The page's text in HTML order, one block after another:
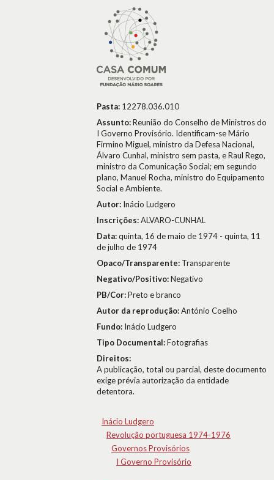
Pasta: 12278.036.010
Assunto:Reunião do Conselho de Ministros do
I Governo Provisório. Identificam-se Mário
Firmino Miguel, ministro da Defesa Nacional,
Álvaro Cunhal, ministro sem pasta, e Raul Rego,
ministro da Comunicação Social; em segundo
plano, Manuel Rocha, ministro do Equipamento
Social e Ambiente.
Autor: Inácio Ludgero
Inscrições:ALVARO-CUNHAL
Data:quinta, 16 de maio de 1974 - quinta, 11
de julho de 1974
Opaco/Transparente: Transparente
Negativo/Positivo:Negativo
PB/Cor:Preto e branco
Autor da reprodução:António Coelho
Fundo: Inácio Ludgero
Tipo Documental:Fotografias
Direitos:
A publicação, total ou parcial, deste documento
exige prévia autorização da entidade
detentora.
Inácio Ludgero
Revolução portuguesa 1974-1976
Governos Provisórios
I Governo Provisório